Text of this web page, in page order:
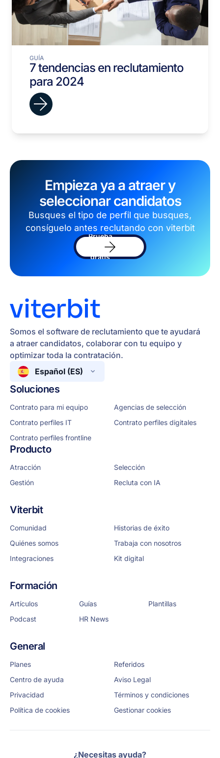
GUÍA
7 tendencias en reclutamiento
para 2024
Empieza ya a atraer y
seleccionar candidatos
Busques el tipo de perfil que busques,
consíguelo antes reclutando con viterbit
Prueba
software
gratis
Somos el software de reclutamiento que te ayudará
a atraer candidatos, colaborar con tu equipo y
optimizar toda la contratación.
Español (ES)
Soluciones
Contrato para mi equipo
Agencias de selección
Contrato perfiles IT
Contrato perfiles digitales
Contrato perfiles frontline
Producto
Atracción
Selección
Gestión
Recluta con IA
Viterbit
Comunidad
Historias de éxito
Quiénes somos
Trabaja con nosotros
Integraciones
Kit digital
Formación
Artículos Guías
Plantillas
Podcast
HR News
General
Planes
Referidos
Centro de ayuda
Aviso Legal
Privacidad
Términos y condiciones
Política de cookies
Gestionar cookies
¿Necesitas ayuda?